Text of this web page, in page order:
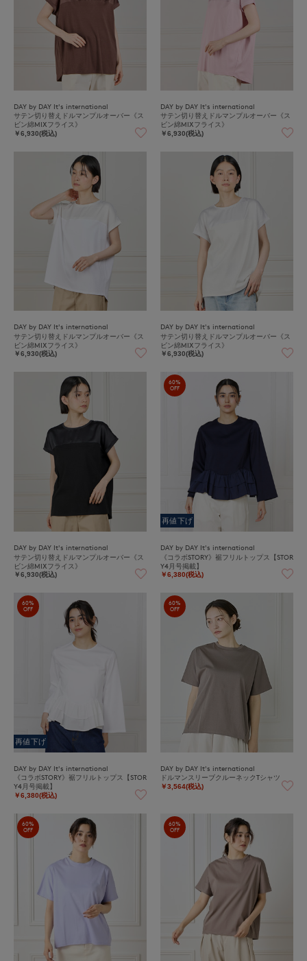
DAY by DAY It's international
サテン切り替えドルマンプルオーバー《ス
ビン綿MIXフライス》
￥6,930(税込)
DAY by DAY It's international
サテン切り替えドルマンプルオーバー《ス
ビン綿MIXフライス》
￥6,930(税込)
DAY by DAY It's international
サテン切り替えドルマンプルオーバー《ス
ビン綿MIXフライス》
￥6,930(税込)
DAY by DAY It's international
サテン切り替えドルマンプルオーバー《ス
ビン綿MIXフライス》
￥6,930(税込)
DAY by DAY It's international
サテン切り替えドルマンプルオーバー《ス
ビン綿MIXフライス》
￥6,930(税込)
60%
OFF
再値下げ
DAY by DAY It's international
《コラボSTORY》裾フリルトップス【STOR
Y4月号掲載】
￥6,380(税込)
60%
OFF
再値下げ
DAY by DAY It's international
《コラボSTORY》裾フリルトップス【STOR
Y4月号掲載】
￥6,380(税込)
60%
OFF
DAY by DAY It's international
ドルマンスリーブクルーネックTシャツ
￥3,564(税込)
60%
OFF
60%
OFF